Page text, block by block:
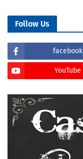
Follow Us
facebook
YouTube